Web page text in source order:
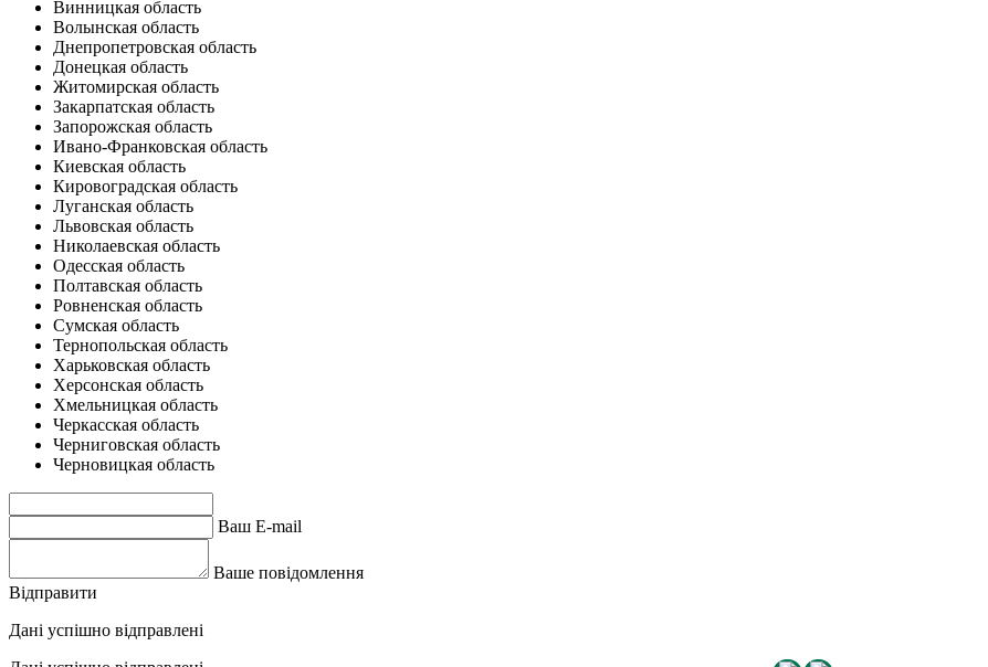
Винницкая область
Волынская область
Днепропетровская область
Донецкая область
Житомирская область
Закарпатская область
Запорожская область
Ивано-Франковская область
Киевская область
Кировоградская область
Луганская область
Львовская область
Николаевская область
Одесская область
Полтавская область
Ровненская область
Сумская область
Тернопольская область
Харьковская область
Херсонская область
Хмельницкая область
Черкасская область
Черниговская область
Черновицкая область
Ваш E-mail
Ваше повідомлення
Відправити
Дані успішно відправлені